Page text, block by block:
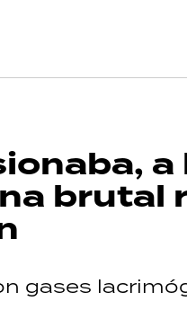
brutal
gases